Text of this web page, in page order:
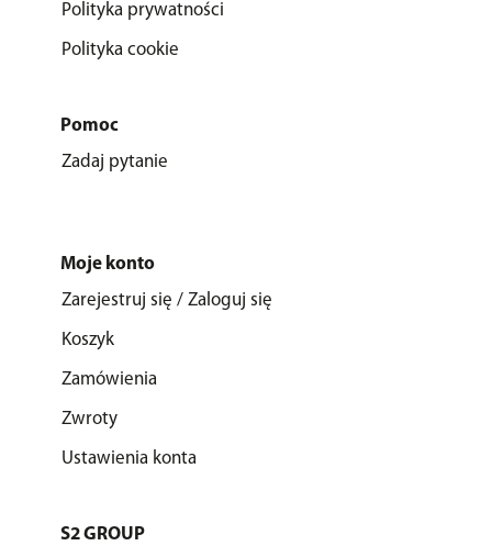
Polityka prywatności
Polityka cookie
Pomoc
Zadaj pytanie
Moje konto
Zarejestruj się / Zaloguj się
Koszyk
Zamówienia
Zwroty
Ustawienia konta
S2 GROUP